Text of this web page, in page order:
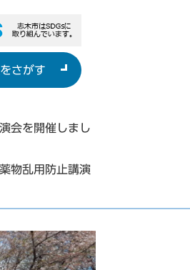
さがす
会を開催しまし
物乱用防止講演